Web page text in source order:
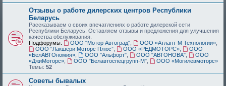
Отзывы о работе дилерских центров Республики
Беларусь
Рассказываем о своих впечатлениях о работе дилерской сети
Республики Беларусь. Оставляем отзывы и предложения для улучшения
качества обслуживания.
Подфорумы:
ООО "Мотор Автоград", ООО «Атлант-М Технологии»,
ООО “Лакшери Моторс Плюс”, ООО «РЕДМОТОРС»,
ООО
«БелАВТОномия»
ООО "Альфорт", ООО "АВТОНОВА",
ООО
«ДжиМоторс»
ООО "Белавтоспецгрупп-М",
ООО «Могилевмоторс»
Темы: 52
Советы бывалых